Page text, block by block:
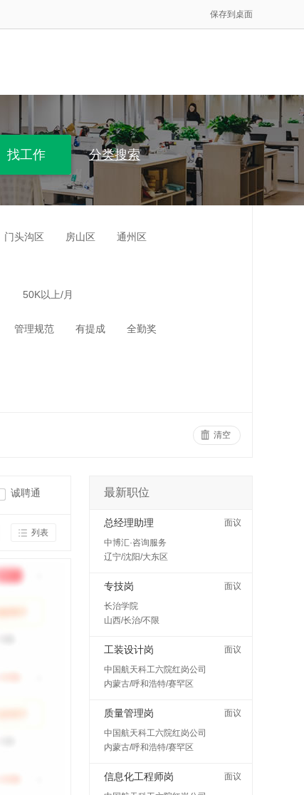
保存到桌面
分类搜索
门头沟区 房山区 通州区
50K以上/月
管理规范 有提成 全勤奖
清空
诚聘通
列表
最新职位
总经理助理
面议
中博汇·咨询服务
辽宁/沈阳/大东区
专技岗
面议
长治学院
山西/长治/不限
工装设计岗
面议
中国航天科工六院红岗公司
内蒙古/呼和浩特/赛罕区
质量管理岗
面议
中国航天科工六院红岗公司
内蒙古/呼和浩特/赛罕区
信息化工程师岗
面议